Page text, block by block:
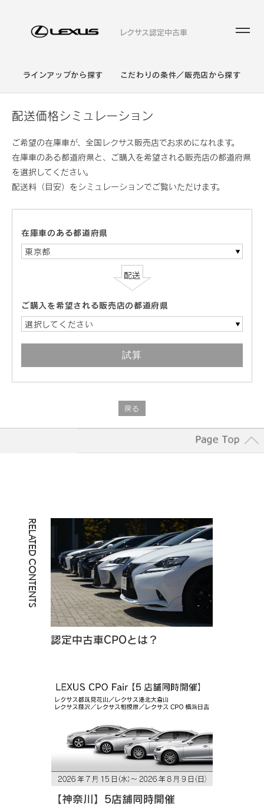
レクサス認定中古車
ラインアップから探す こだわりの条件／販売店から探す
配送価格シミュレーション
ご希望の在庫車が、全国レクサス販売店でお求めになれます。
在庫車のある都道府県と、ご購入を希望される販売店の都道府県
を選択してください。
配送料（目安）をシミュレーションでご覧いただけます。
在庫車のある都道府県
東京都
ご購入を希望される販売店の都道府県
選択してください
戻る
RELATED CONTENTS
認定中古車CPOとは？
【神奈川】5店舗同時開催